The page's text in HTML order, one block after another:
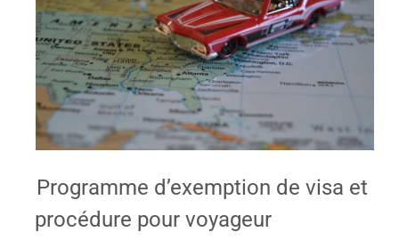
Programme d’exemption de visa et
procédure pour voyageur